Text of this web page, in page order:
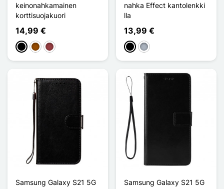
keinonahkamainen
korttisuojakuori
14,99 €
MustaRuskeaRouge Foncé
nahka Effect kantolenkki
lla
13,99 €
MustaHarmaa
Samsung Galaxy S21 5G
Samsung Galaxy S21 5G